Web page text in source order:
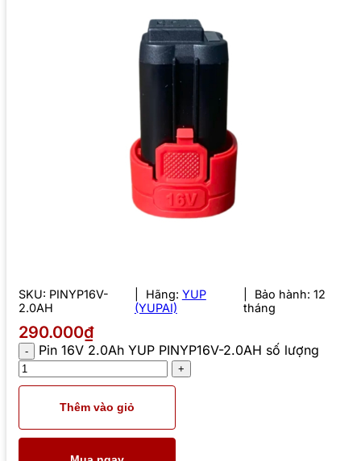
SKU: PINYP16V-
2.0AH
Hãng: YUP
(YUPAI)
Bảo hành: 12
tháng
290.000₫
Pin 16V 2.0Ah YUP PINYP16V-2.0AH số lượng
Thêm vào giỏ